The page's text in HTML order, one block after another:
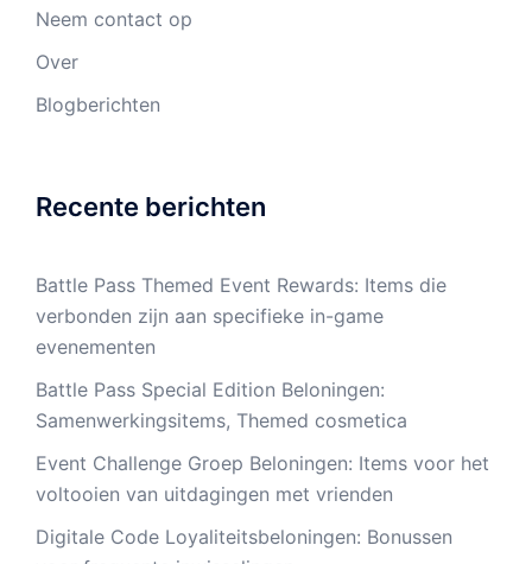
Neem contact op
Over
Blogberichten
Recente berichten
Battle Pass Themed Event Rewards: Items die
verbonden zijn aan specifieke in-game
evenementen
Battle Pass Special Edition Beloningen:
Samenwerkingsitems, Themed cosmetica
Event Challenge Groep Beloningen: Items voor het
voltooien van uitdagingen met vrienden
Digitale Code Loyaliteitsbeloningen: Bonussen